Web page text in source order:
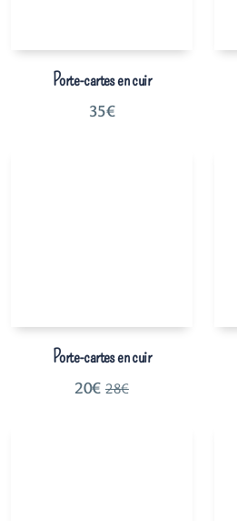
Porte-cartes en cuir
35€
Porte-cartes en cuir
20€ 28€